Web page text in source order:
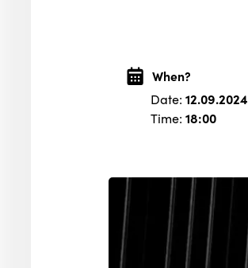
When?
Date: 12.09.2024
Time: 18:00